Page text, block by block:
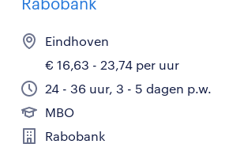
Eindhoven
€ 16,63 - 23,74 per uur
24 - 36 uur, 3 - 5 dagen p.w.
MBO
Rabobank